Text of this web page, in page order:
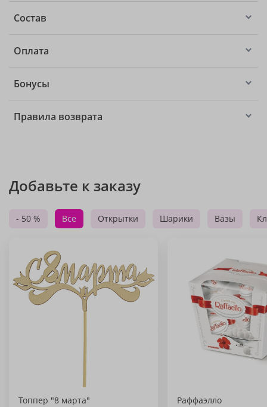
Состав
Оплата
Бонусы
Правила возврата
Добавьте к заказу
- 50 % Все Открытки Шарики Вазы
Топпер "8 марта" Раффаэлло